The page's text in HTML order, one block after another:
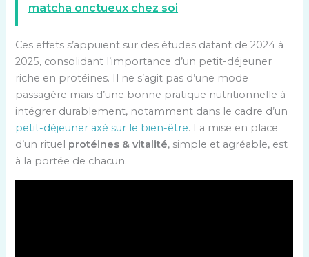
matcha onctueux chez soi
Ces effets s’appuient sur des études datant de 2024 à
2025, consolidant l’importance d’un petit-déjeuner
riche en protéines. Il ne s’agit pas d’une mode
passagère mais d’une bonne pratique nutritionnelle à
intégrer durablement, notamment dans le cadre d’un
petit-déjeuner axé sur le bien-être. La mise en place
d’un rituel protéines & vitalité, simple et agréable, est
à la portée de chacun.